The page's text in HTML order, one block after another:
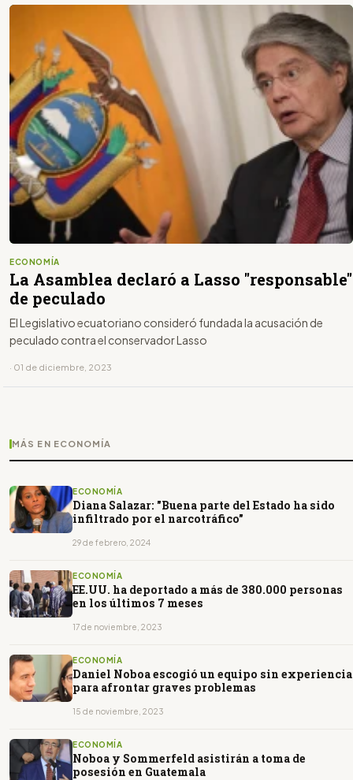
ECONOMÍA
La Asamblea declaró a Lasso "responsable"
de peculado
El Legislativo ecuatoriano consideró fundada la acusación de
peculado contra el conservador Lasso
· 01 de diciembre, 2023
MÁS EN ECONOMÍA
ECONOMÍA
Diana Salazar: "Buena parte del Estado ha sido
infiltrado por el narcotráfico"
29 de febrero, 2024
ECONOMÍA
EE.UU. ha deportado a más de 380.000 personas
en los últimos 7 meses
17 de noviembre, 2023
ECONOMÍA
Daniel Noboa escogió un equipo sin experiencia
para afrontar graves problemas
15 de noviembre, 2023
ECONOMÍA
Noboa y Sommerfeld asistirán a toma de
posesión en Guatemala